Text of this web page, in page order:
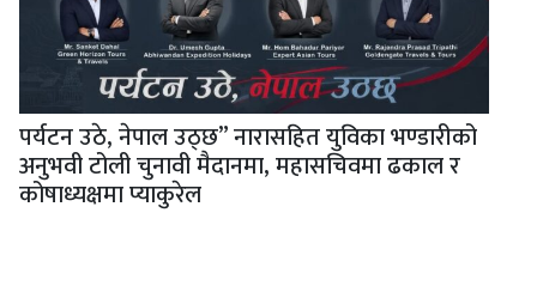
पर्यटन उठे, नेपाल उठ्छ” नारासहित युविका भण्डारीको
अनुभवी टोली चुनावी मैदानमा, महासचिवमा ढकाल र
कोषाध्यक्षमा प्याकुरेल